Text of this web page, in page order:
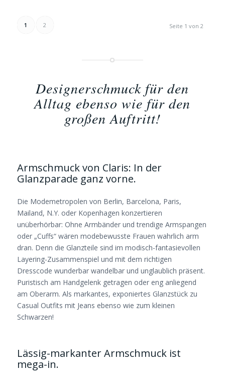
Seite 1 von 2
1 2
Designerschmuck für den
Alltag ebenso wie für den
großen Auftritt!
Armschmuck von Claris: In der
Glanzparade ganz vorne.
Die Modemetropolen von Berlin, Barcelona, Paris,
Mailand, N.Y. oder Kopenhagen konzertieren
unüberhörbar: Ohne Armbänder und trendige Armspangen
oder „Cuffs“ wären modebewusste Frauen wahrlich arm
dran. Denn die Glanzteile sind im modisch-fantasievollen
Layering-Zusammenspiel und mit dem richtigen
Dresscode wunderbar wandelbar und unglaublich präsent.
Puristisch am Handgelenk getragen oder eng anliegend
am Oberarm. Als markantes, exponiertes Glanzstück zu
Casual Outfits mit Jeans ebenso wie zum kleinen
Schwarzen!
Lässig-markanter Armschmuck ist
mega-in.